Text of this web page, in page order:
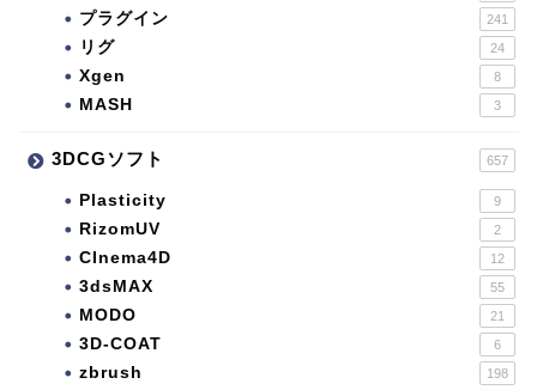
プラグイン 241
リグ 24
Xgen 8
MASH 3
3DCGソフト 657
Plasticity 9
RizomUV 2
CInema4D 12
3dsMAX 55
MODO 21
3D-COAT 6
zbrush 198